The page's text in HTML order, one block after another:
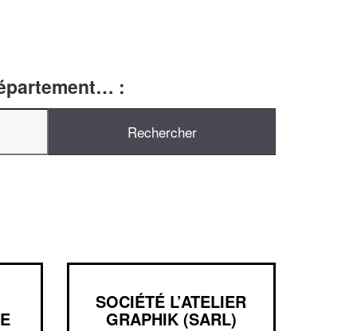
:
SOCIÉTÉ L’ATELIER
GRAPHIK (SARL)